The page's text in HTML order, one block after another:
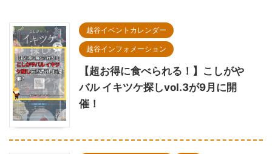
越谷イベントカレンダー
越谷インフォメーション
【超お得に食べられる！】こしがや
バル イキツケ探しvol.3が9月に開
催！